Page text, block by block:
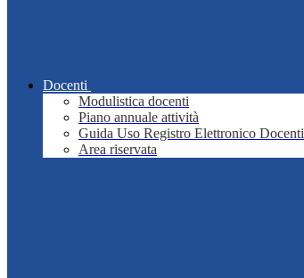
Docenti
Modulistica docenti
Piano annuale attività
Guida Uso Registro Elettronico Docenti
Area riservata